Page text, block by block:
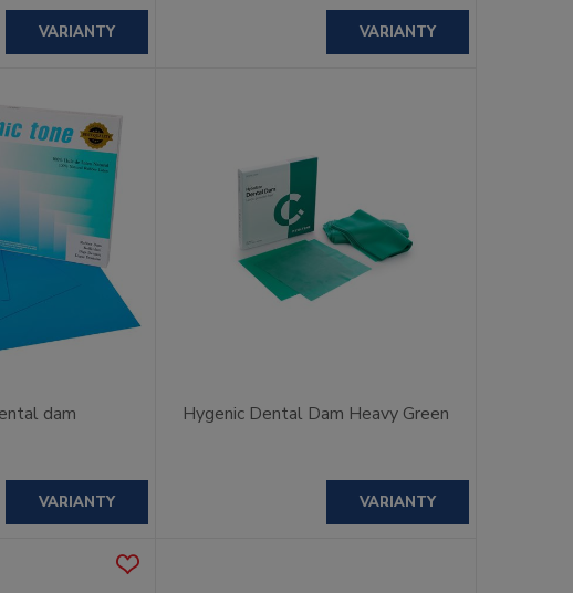
VARIANTY VARIANTY
dam
VARIANTY
Hygenic Dental Dam Heavy Green
VARIANTY